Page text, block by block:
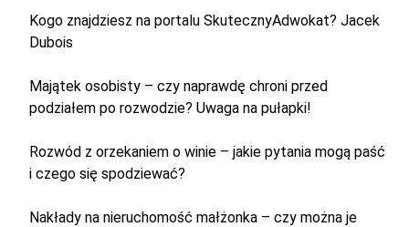
Kogo znajdziesz na portalu SkutecznyAdwokat? Jacek
Dubois
Majątek osobisty – czy naprawdę chroni przed
podziałem po rozwodzie? Uwaga na pułapki!
Rozwód z orzekaniem o winie – jakie pytania mogą paść
i czego się spodziewać?
Nakłady na nieruchomość małżonka – czy można je